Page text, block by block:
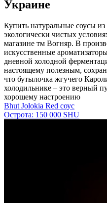
Украине
Купить натуральные соусы
экологически чистых
магазине тм Вогняр. В
искусственные
дневной холодной
настоящему полезным,
что бутылочка жгучего
холодильнике – это верный
хорошему настроению
Bhut Jolokia Red соус
Острота: 150 000 SHU